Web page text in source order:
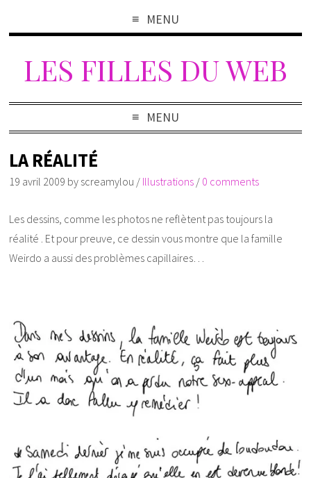
MENU
LES FILLES DU WEB
MENU
LA RÉALITÉ
19 avril 2009 by screamylou / Illustrations / 0 comments
Les dessins, comme les photos ne reflètent pas toujours la
réalité . Et pour preuve, ce dessin vous montre que la famille
Weirdo a aussi des problèmes capillaires…